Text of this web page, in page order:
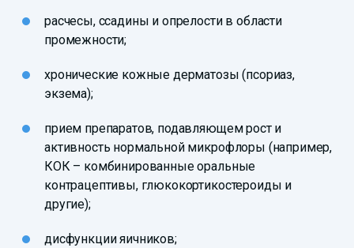
расчесы, ссадины и опрелости в области
промежности;
хронические кожные дерматозы (псориаз,
экзема);
прием препаратов, подавляющем рост и
активность нормальной микрофлоры (например,
КОК – комбинированные оральные
контрацептивы, глюкокортикостероиды и
другие);
дисфункции яичников;